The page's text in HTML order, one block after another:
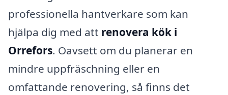
professionella hantverkare som kan
hjälpa dig med att renovera kök i
Orrefors. Oavsett om du planerar en
mindre uppfräschning eller en
omfattande renovering, så finns det